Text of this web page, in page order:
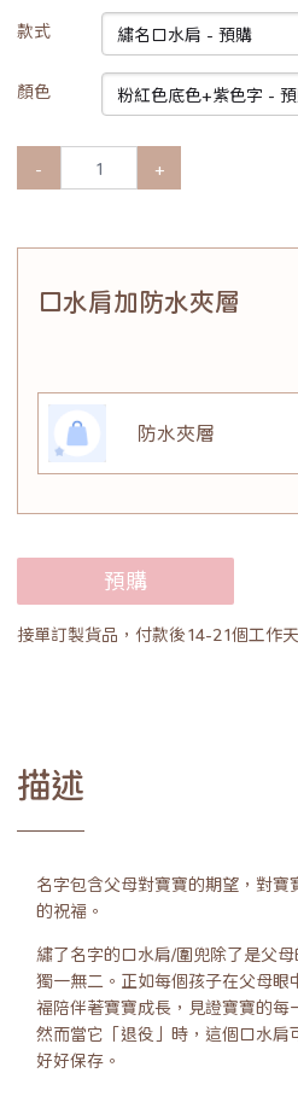
款式
顏色
- +
口水肩加防水夾層
防水夾層
預購
接單訂製貨品，付款後14-21個工作
描述
名字包含父母對寶寶的期望，對寶
的祝福。
繡了名字的口水肩/圍兜除了是父
獨一無二。正如每個孩子在父母眼
福陪伴著寶寶成長，見證寶寶的每
然而當它「退役」時，這個口水肩
好好保存。